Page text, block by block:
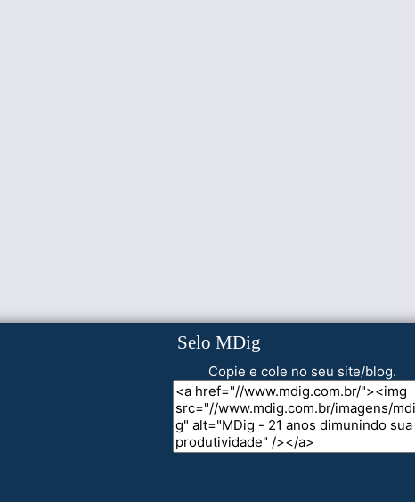
Selo MDig
Copie e cole no seu site/blog.